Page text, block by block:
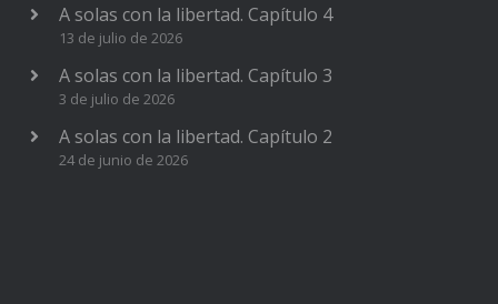
A solas con la libertad. Capítulo 4
13 de julio de 2026
A solas con la libertad. Capítulo 3
3 de julio de 2026
A solas con la libertad. Capítulo 2
24 de junio de 2026